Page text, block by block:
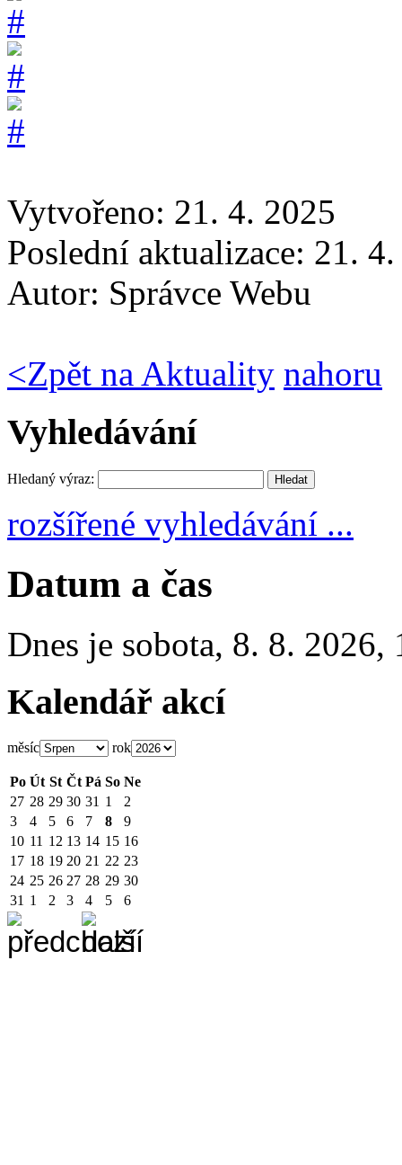
Vytvořeno: 21. 4. 2025
Poslední aktualizace: 21.
Autor: Správce Webu
<Zpět na Aktuality nahoru
Vyhledávání
Hledaný výraz:
rozšířené vyhledávání ...
Datum a čas
Dnes je sobota, 8. 8. 2026,
Kalendář akcí
měsíc rok
Po Út St Čt Pá So Ne
27 28 29 30 31 1
2
3
4 5 6 7 8
9
10 11 12 13 14 15 16
17 18 19 20 21 22 23
24 25 26 27 28 29 30
31 1 2 3 4 5 6